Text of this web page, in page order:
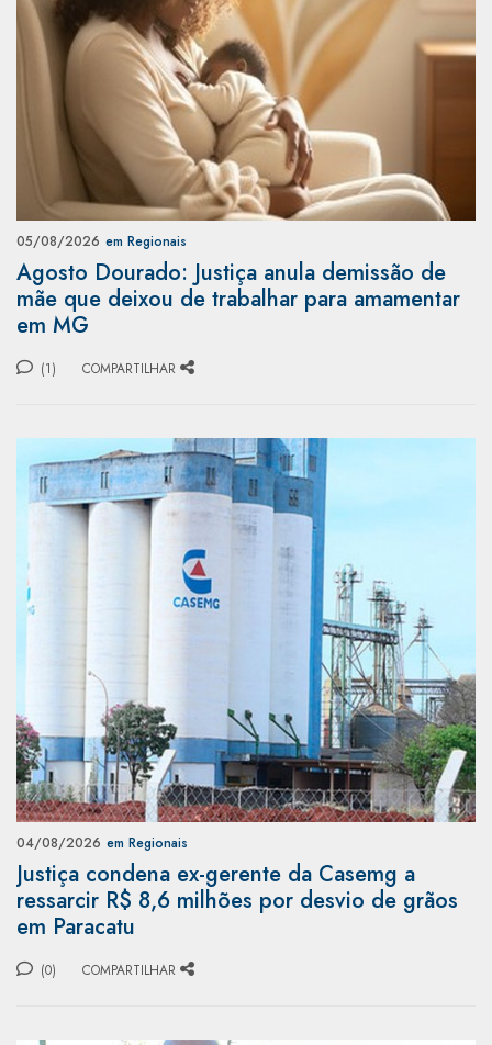
05/08/2026 em Regionais
Agosto Dourado: Justiça anula demissão de
mãe que deixou de trabalhar para amamentar
em MG
(1) COMPARTILHAR
04/08/2026 em Regionais
Justiça condena ex-gerente da Casemg a
ressarcir R$ 8,6 milhões por desvio de grãos
em Paracatu
(0) COMPARTILHAR